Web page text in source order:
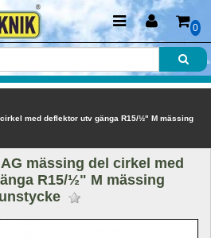
0
med deflektor utv gänga R15/½" M mässing
mässing del cirkel med
R15/½" M mässing